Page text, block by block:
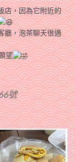
店，因為它附近的
廳，泡茶聊天很適
望
號